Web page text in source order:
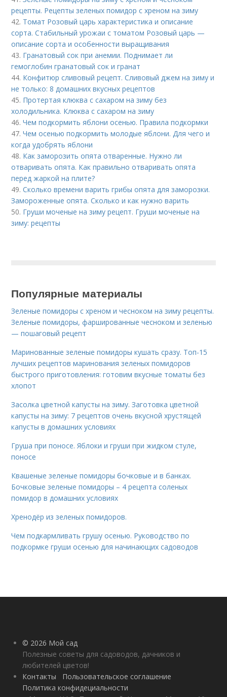
рецепты. Рецепты зеленых помидор с хреном на зиму
42. Томат Розовый царь характеристика и описание
сорта. Стабильный урожаи с томатом Розовый царь —
описание сорта и особенности выращивания
43. Гранатовый сок при анемии. Поднимает ли
гемоглобин гранатовый сок и гранат
44. Конфитюр сливовый рецепт. Сливовый джем на зиму и
не только: 8 домашних вкусных рецептов
45. Протертая клюква с сахаром на зиму без
холодильника. Клюква с сахаром на зиму
46.Чем подкормить яблони осенью. Правила подкормки
47.Чем осенью подкормить молодые яблони. Для чего и
когда удобрять яблони
48. Как заморозить опята отваренные. Нужно ли
отваривать опята. Как правильно отваривать опята
перед жаркой на плите?
49.Сколько времени варить грибы опята для заморозки.
Замороженные опята. Сколько и как нужно варить
50. Груши моченые на зиму рецепт. Груши моченые на
зиму: рецепты
Популярные материалы
Зеленые помидоры с хреном и чесноком на зиму рецепты.
Зеленые помидоры, фаршированные чесноком и зеленью
— пошаговый рецепт
Маринованные зеленые помидоры кушать сразу. Топ-15
лучших рецептов маринования зеленых помидоров
быстрого приготовления: готовим вкусные томаты без
хлопот
Засолка цветной капусты на зиму. Заготовка цветной
капусты на зиму: 7 рецептов очень вкусной хрустящей
капусты в домашних условиях
Груша при поносе. Яблоки и груши при жидком стуле,
поносе
Квашеные зеленые помидоры бочковые и в банках.
Бочковые зеленые помидоры – 4 рецепта соленых
помидор в домашних условиях
Хренодёр из зеленых помидоров.
Чем подкармливать грушу осенью. Руководство по
подкормке груши осенью для начинающих садоводов
© 2026 Мой сад
Полезные советы для садоводов, дачников и
любителей цветов!
Контакты
Пользовательское соглашение
Политика конфидециальности